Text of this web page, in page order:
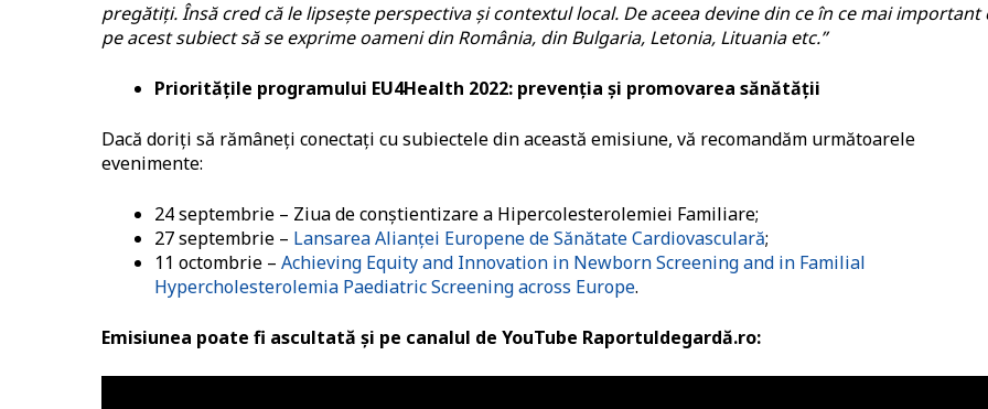
pregătiți. Însă cred că le lipsește perspectiva și contextul local. De aceea devine din ce în ce mai important
pe acest subiect să se exprime oameni din România, din Bulgaria, Letonia, Lituania etc.”
Prioritățile programului EU4Health 2022: prevenția și promovarea sănătății
Dacă doriți să rămâneți conectați cu subiectele din această emisiune, vă recomandăm următoarele
evenimente:
24 septembrie – Ziua de conștientizare a Hipercolesterolemiei Familiare;
27 septembrie – Lansarea Alianței Europene de Sănătate Cardiovasculară;
11 octombrie – Achieving Equity and Innovation in Newborn Screening and in Familial
Hypercholesterolemia Paediatric Screening across Europe.
Emisiunea poate fi ascultată și pe canalul de YouTube Raportuldegardă.ro: